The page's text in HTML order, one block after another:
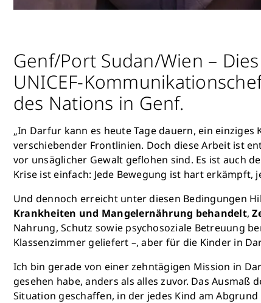
Genf/Port Sudan/Wien –
UNICEF-
des Nations in Genf.
„In Darfur kann es heute Tage dauern, ein
verschiebender Frontlinien. Doch diese Arbeit ist
vor unsäglicher Gewalt geflohen sind. Es ist auch
Krise ist einfach: Jede Bewegung ist hart erkämpft,
Und dennoch erreicht unter diesen Bedingungen
Krankheiten und Mangelernährung behandelt,
Nahrung, Schutz sowie psychosoziale Betreuung
Klassenzimmer geliefert –, aber für die Kinder in
Ich bin gerade von einer zehntägigen Mission in
gesehen habe, anders als alles zuvor. Das
Situation geschaffen, in der jedes Kind am Abgrund